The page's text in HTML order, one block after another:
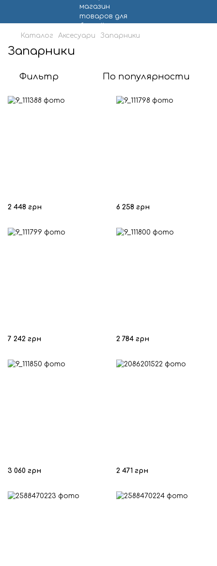
Каталог Аксесуари Запарники
Запарники
Фильтр По популярности
2 448 грн 6 258 грн
7 242 грн 2 784 грн
3 060 грн 2 471 грн